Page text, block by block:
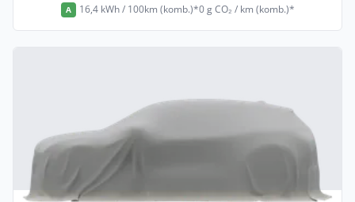
A 16,4 kWh / 100km (komb.)*0 g CO₂ / km (komb.)*